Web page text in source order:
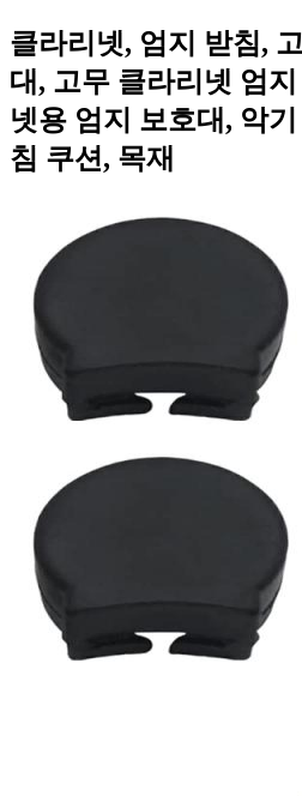
클라리넷, 엄지 받침,
대, 고무 클라리넷 엄
넷용 엄지 보호대, 악
침 쿠션, 목재